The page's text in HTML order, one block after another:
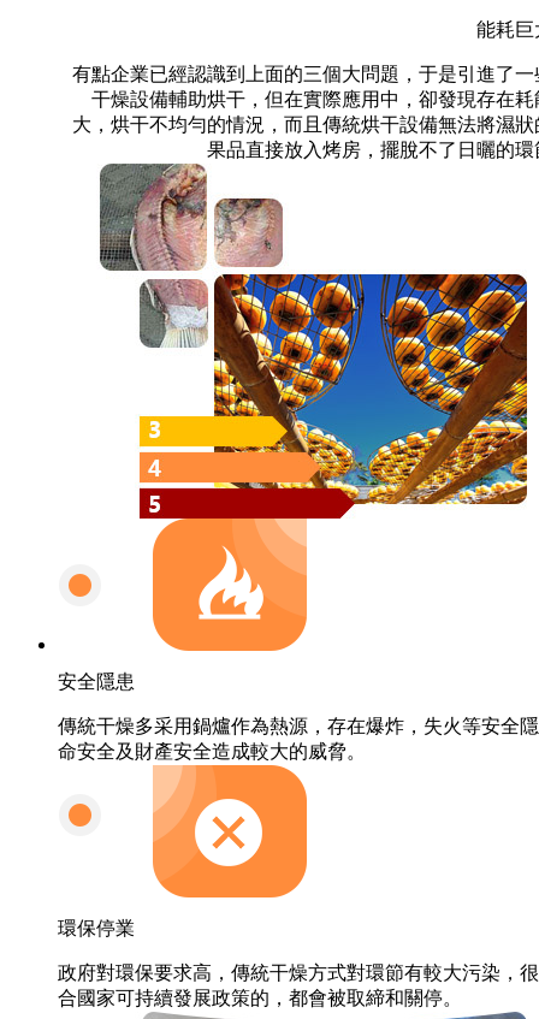
能耗巨
有點企業已經認識到上面的三個大問題，于是引進了一
干燥設備輔助烘干，但在實際應用中，卻發現存在耗
大，烘干不均勻的情況，而且傳統烘干設備無法將濕狀
果品直接放入烤房，擺脫不了日曬的環
安全隱患
傳統干燥多采用鍋爐作為熱源，存在爆炸，失火等安全
命安全及財產安全造成較大的威脅。
環保停業
政府對環保要求高，傳統干燥方式對環節有較大污染，
合國家可持續發展政策的，都會被取締和關停。